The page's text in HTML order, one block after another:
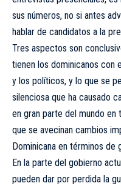
sus números, no si antes
hablar de candidatos a la
Tres aspectos son
tienen los dominicanos con
y los políticos, y lo que se
silenciosa que ha causado
en gran parte del mundo
que se avecinan cambios
Dominicana en términos de
En la parte del gobierno
pueden dar por perdida la